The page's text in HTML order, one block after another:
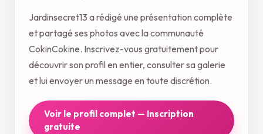
Jardinsecret13 a rédigé une présentation complète
et partagé ses photos avec la communauté
CokinCokine. Inscrivez-vous gratuitement pour
découvrir son profil en entier, consulter sa galerie
et lui envoyer un message en toute discrétion.
Voir le profil complet — Inscription
gratuite